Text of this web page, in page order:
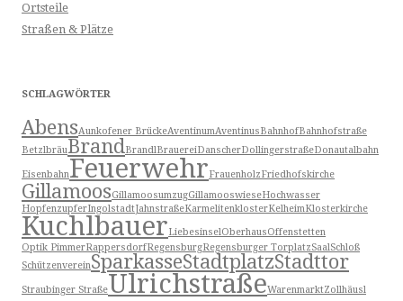
Ortsteile
Straßen & Plätze
SCHLAGWÖRTER
AbensAunkofener BrückeAventinumAventinusBahnhofBahnhofstraße
BetzlbräuBrandBrandlBrauereiDanscherDollingerstraßeDonautalbahn
EisenbahnFeuerwehrFrauenholzFriedhofskirche
GillamoosGillamoosumzugGillamooswieseHochwasser
HopfenzupferIngolstadtJahnstraßeKarmelitenklosterKelheimKlosterkirche
KuchlbauerLiebesinselOberhausOffenstetten
Optik PimmerRappersdorfRegensburgRegensburger TorplatzSaalSchloß
SchützenvereinSparkasseStadtplatzStadttor
Straubinger StraßeUlrichstraßeWarenmarktZollhäusl